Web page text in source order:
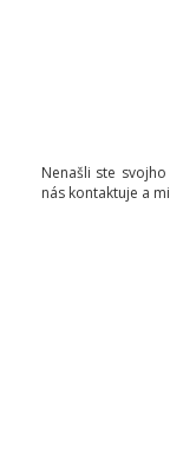
Nenašli ste
nás kontaktuje a